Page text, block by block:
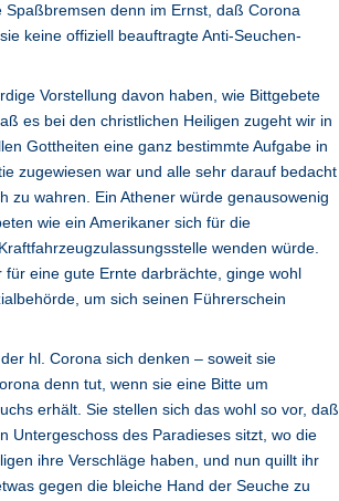
denn im Ernst, daß Corona
keine offiziell beauftragte Anti-Seuchen-
Vorstellung davon haben, wie Bittgebete
es bei den christlichen Heiligen zugeht wir in
Gottheiten eine ganz bestimmte Aufgabe in
zugewiesen war und alle sehr darauf bedacht
zu wahren. Ein Athener würde genausowenig
wie ein Amerikaner sich für die
wenden würde.
für eine gute Ernte darbrächte, ginge wohl
um sich seinen Führerschein
hl. Corona sich denken – soweit sie
denn tut, wenn sie eine Bitte um
erhält. Sie stellen sich das wohl so vor, daß
Untergeschoss des Paradieses sitzt, wo die
ihre Verschläge haben, und nun quillt ihr
gegen die bleiche Hand der Seuche zu